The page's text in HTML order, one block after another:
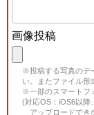
画像投稿
※投稿する写真のデ
い。またファイル形
※一部のスマートフ
(対応OS：iOS6以降
アップロードでき